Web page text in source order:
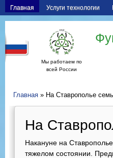
Главная Услуги технологии
Мы работаем по
всей России
Главная » На Ставрополье
На
Накануне на
тяжелом состоянии.